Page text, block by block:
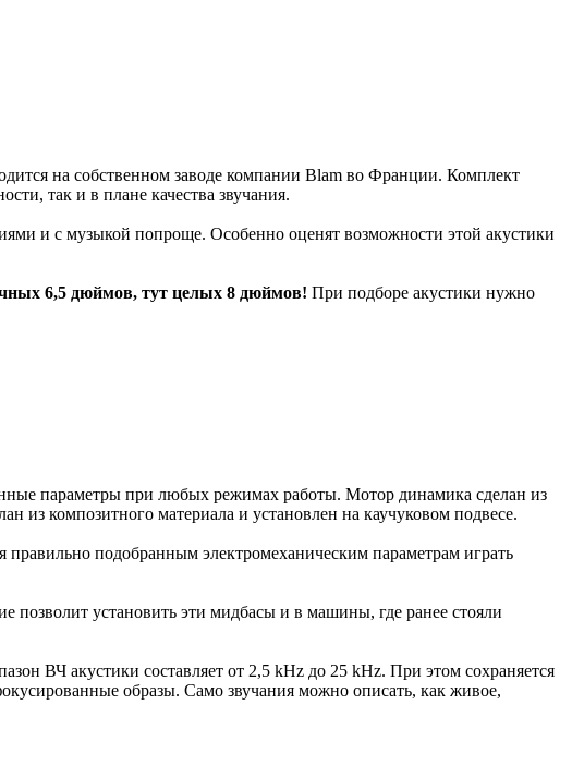
на собственном заводе компании Blam во Франции. Комплект
так и в плане качества звучания.
и с музыкой попроще. Особенно оценят возможности этой акустики
6,5 дюймов, тут целых 8 дюймов! При подборе акустики нужно
параметры при любых режимах работы. Мотор динамика сделан из
из композитного материала и установлен на каучуковом подвесе.
правильно подобранным электромеханическим параметрам играть
позволит установить эти мидбасы и в машины, где ранее стояли
ВЧ акустики составляет от 2,5 kHz до 25 kHz. При этом сохраняется
образы. Само звучания можно описать, как живое,